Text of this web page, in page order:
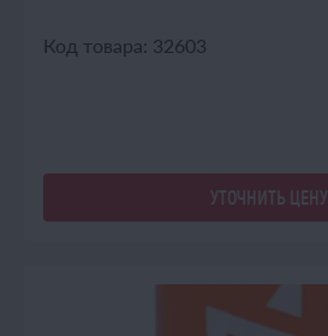
Код товара: 32603
УТОЧНИТЬ ЦЕНУ